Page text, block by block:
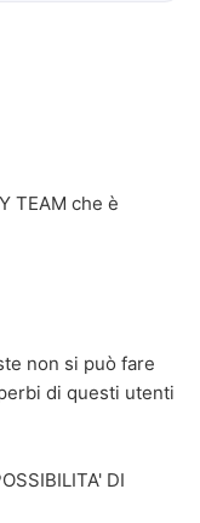
TEAM che è
non si può fare
di questi utenti
DI